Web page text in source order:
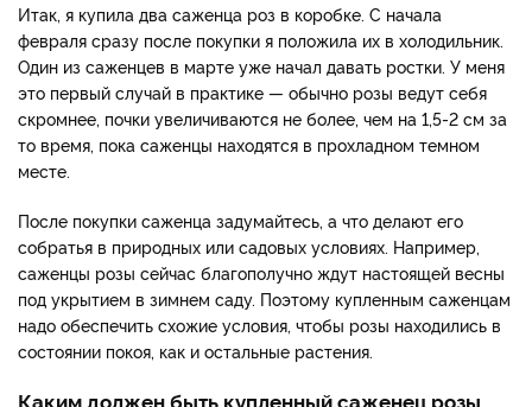
Итак, я купила два саженца роз в коробке. С начала
февраля сразу после покупки я положила их в холодильник.
Один из саженцев в марте уже начал давать ростки. У меня
это первый случай в практике — обычно розы ведут себя
скромнее, почки увеличиваются не более, чем на 1,5-2 см за
то время, пока саженцы находятся в прохладном темном
месте.
После покупки саженца задумайтесь, а что делают его
собратья в природных или садовых условиях. Например,
саженцы розы сейчас благополучно ждут настоящей весны
под укрытием в зимнем саду. Поэтому купленным саженцам
надо обеспечить схожие условия, чтобы розы находились в
состоянии покоя, как и остальные растения.
Каким должен быть купленный саженец розы